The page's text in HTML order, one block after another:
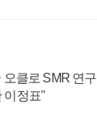
클로 SMR 연
이정표"